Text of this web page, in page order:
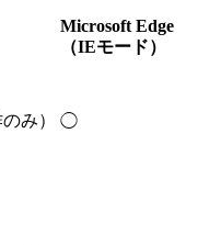
Microsoft Edge
（IEモード）
み） ◯